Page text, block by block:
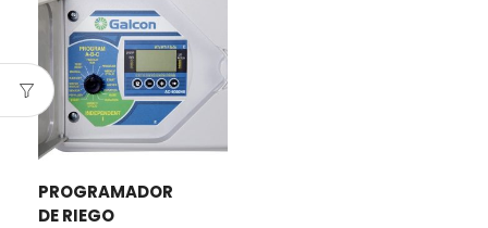
PROGRAMADOR
DE RIEGO